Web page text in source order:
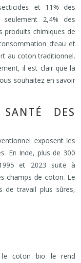
et 11% des
seulement 2,4% des
produits chimiques de
d’eau et
au coton traditionnel.
il est clair que la
souhaitez en savoir
DES
exposent les
En Inde, plus de 300
et 2023 suite à
champs de coton. Le
de travail plus sûres,
le coton bio le rend